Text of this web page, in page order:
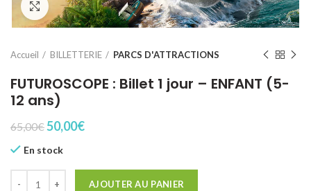
Click to enlarge
Accueil BILLETTERIE PARCS D'ATTRACTIONS
FUTUROSCOPE : Billet 1 jour – ENFANT (5-
12 ans)
65,00€ Le
initial
était :
65,00€.
50,00€Le
est :
50,00€.
En stock
AJOUTER AU PANIER